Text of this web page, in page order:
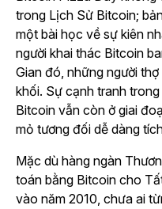
trong Lịch Sử Bitcoin;
một bài học về sự kiên
người khai thác Bitcoin
Gian đó, những người
khối. Sự cạnh tranh
Bitcoin vẫn còn ở giai
mỏ tương đối dễ dàng
Mặc dù hàng ngàn
toán bằng Bitcoin cho
vào năm 2010, chưa ai